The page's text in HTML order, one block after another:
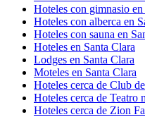
Hoteles con gimnasio en
Hoteles con alberca en
Hoteles con sauna en
Hoteles en Santa Clara
Lodges en Santa Clara
Moteles en Santa Clara
Hoteles cerca de Club
Hoteles cerca de Teatro
Hoteles cerca de Zion